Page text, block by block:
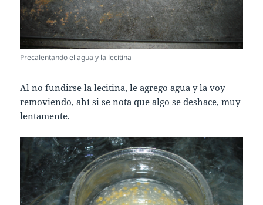
Precalentando el agua y la lecitina
Al no fundirse la lecitina, le agrego agua y la voy
removiendo, ahí si se nota que algo se deshace, muy
lentamente.